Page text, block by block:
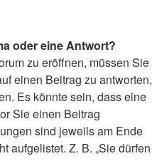
oder eine Antwort?
zu eröffnen, müssen Sie
einen Beitrag zu antworten,
Es könnte sein, dass eine
Sie einen Beitrag
sind jeweils am Ende
aufgelistet. Z. B. „Sie dürfen